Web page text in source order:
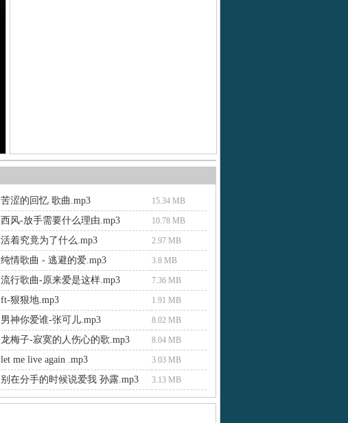
苦涩的回忆 歌曲.mp3 15.34 MB
西风-放手需要什么理由.mp3 10.78 MB
活着究竟为了什么.mp3 2.97 MB
纯情歌曲 - 逃避的爱.mp3 3.8 MB
流行歌曲-原来爱是这样.mp3 7.36 MB
ft-狠狠地.mp3 1.91 MB
男神你爱谁-张可儿.mp3 8.02 MB
龙梅子-寂寞的人伤心的歌.mp3 8.04 MB
let me live again .mp3 3.03 MB
别在分手的时候说爱我 孙露.mp3 3.13 MB